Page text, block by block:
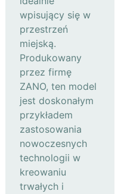
wpisujący się w
przestrzeń
miejską.
Produkowany
przez firmę
ZANO, ten model
jest doskonałym
przykładem
zastosowania
nowoczesnych
technologii w
kreowaniu
trwałych i